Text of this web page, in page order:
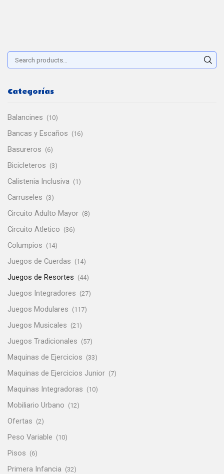
Buscar:
Categorías
Balancines (10)
Bancas y Escaños (16)
Basureros (6)
Bicicleteros (3)
Calistenia Inclusiva (1)
Carruseles (3)
Circuito Adulto Mayor (8)
Circuito Atletico (36)
Columpios (14)
Juegos de Cuerdas (14)
Juegos de Resortes (44)
Juegos Integradores (27)
Juegos Modulares (117)
Juegos Musicales (21)
Juegos Tradicionales (57)
Maquinas de Ejercicios (33)
Maquinas de Ejercicios Junior (7)
Maquinas Integradoras (10)
Mobiliario Urbano (12)
Ofertas (2)
Peso Variable (10)
Pisos (6)
Primera Infancia (32)